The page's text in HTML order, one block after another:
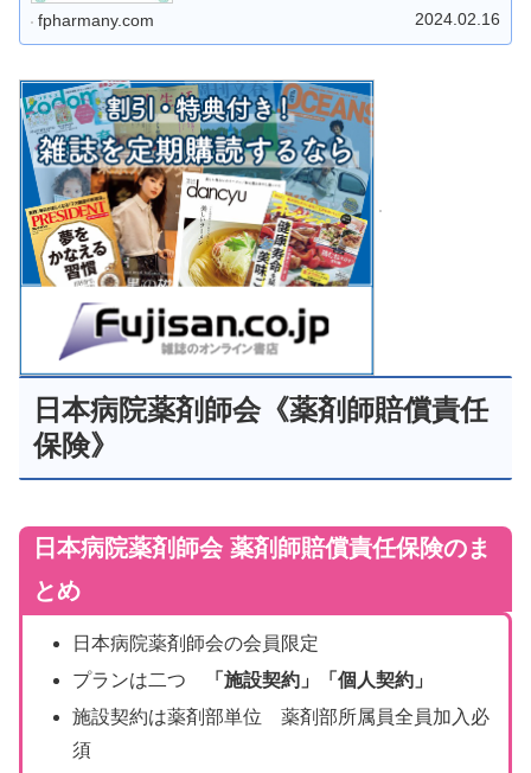
fpharmany.com 2024.02.16
日本病院薬剤師会《薬剤師賠償責任
保険》
日本病院薬剤師会 薬剤師賠償責任保険のま
とめ
日本病院薬剤師会の会員限定
プランは二つ
「施設契約」「個人契約」
施設契約は薬剤部単位 薬剤部所属員全員加入必
須